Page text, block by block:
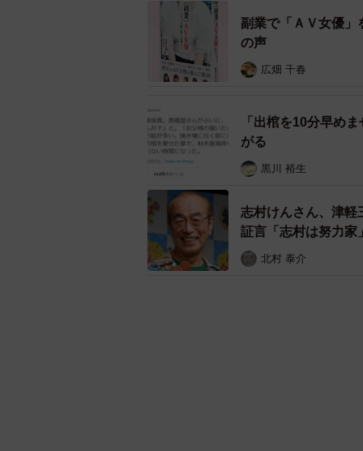
副業で「ＡＶ女優
の声
広畑 千春
「出棺を10分早め
がる
黒川 裕生
志村けんさん、津
証言「志村は努力家
北村 泰介